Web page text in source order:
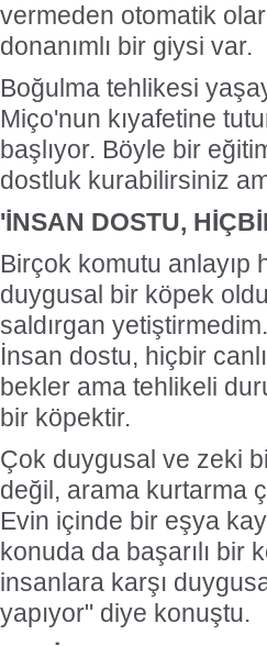
vermeden otomatik
donanımlı bir giysi var.
Boğulma tehlikesi
Miço'nun kıyafetine
başlıyor. Böyle bir
dostluk kurabilirsiniz
'İNSAN DOSTU,
Birçok komutu anlayıp
duygusal bir köpek
saldırgan
İnsan dostu, hiçbir
bekler ama tehlikeli
bir köpektir.
Çok duygusal ve zeki
değil, arama kurtarma
Evin içinde bir eşya
konuda da başarılı bir
insanlara karşı
yapıyor" diye konuştu.